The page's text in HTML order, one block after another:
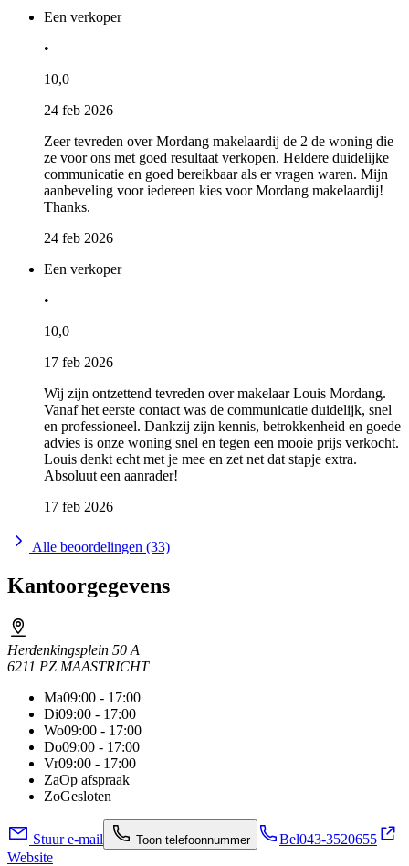
Een verkoper
•
10,0
24 feb 2026
Zeer tevreden over Mordang makelaardij de 2 de woning die
ze voor ons met goed resultaat verkopen. Heldere duidelijke
communicatie en goed bereikbaar als er vragen waren. Mijn
aanbeveling voor iedereen kies voor Mordang makelaardij!
Thanks.
24 feb 2026
Een verkoper
•
10,0
17 feb 2026
Wij zijn ontzettend tevreden over makelaar Louis Mordang.
Vanaf het eerste contact was de communicatie duidelijk, snel
en professioneel. Dankzij zijn kennis, betrokkenheid en goede
advies is onze woning snel en tegen een mooie prijs verkocht.
Louis denkt echt met je mee en zet net dat stapje extra.
Absoluut een aanrader!
17 feb 2026
Alle beoordelingen (33)
Kantoorgegevens
Herdenkingsplein 50 A
6211 PZ MAASTRICHT
Ma09:00 - 17:00
Di09:00 - 17:00
Wo09:00 - 17:00
Do09:00 - 17:00
Vr09:00 - 17:00
ZaOp afspraak
ZoGesloten
Stuur e-mail Toon telefoonnummer Bel043-3520655
Website